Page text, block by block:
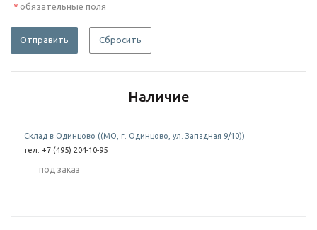
* обязательные поля
Отправить Сбросить
Наличие
Склад в Одинцово ((МО, г. Одинцово, ул. Западная 9/10))
тел: +7 (495) 204-10-95
Под заказ